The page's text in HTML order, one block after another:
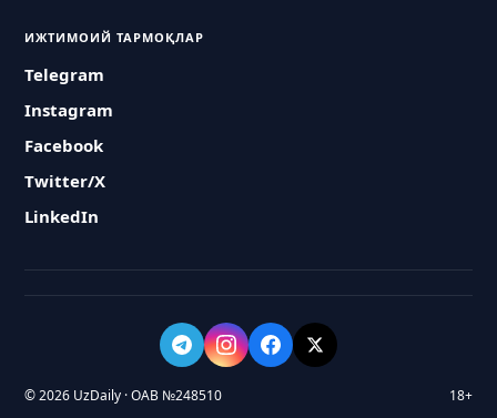
ИЖТИМОИЙ ТАРМОҚЛАР
Telegram
Instagram
Facebook
Twitter/X
LinkedIn
© 2026 UzDaily · ОАВ №248510 18+